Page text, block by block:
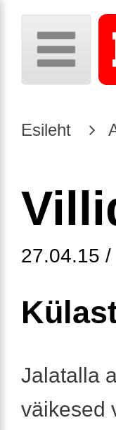
Esileht
27.04.15
Jalatalla
väikesed